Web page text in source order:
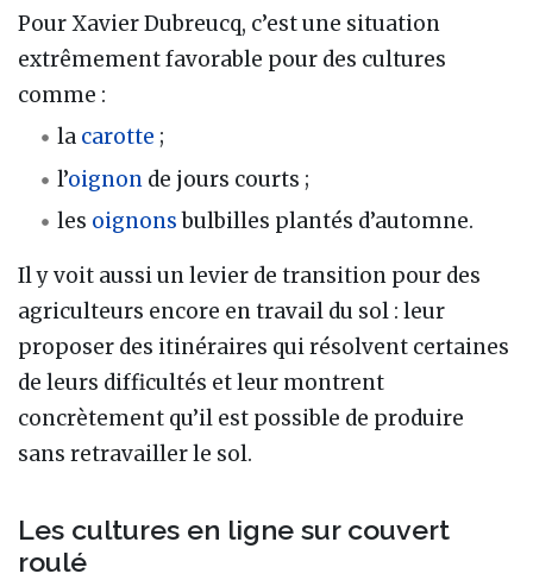
Pour Xavier Dubreucq, c’est une situation
extrêmement favorable pour des cultures
comme :
la carotte ;
l’oignon de jours courts ;
les oignonsbulbilles plantés d’automne.
Il y voit aussi un levier de transition pour des
agriculteurs encore en travail du sol : leur
proposer des itinéraires qui résolvent certaines
de leurs difficultés et leur montrent
concrètement qu’il est possible de produire
sans retravailler le sol.
Les cultures en ligne sur couvert
roulé